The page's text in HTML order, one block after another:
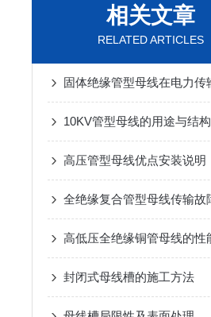
相关文章
RELATED ARTICLES
10KV管型母线的用途与结构
高压管型母线优点安装说明
封闭式母线槽的施工方法